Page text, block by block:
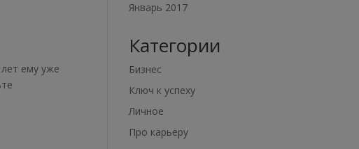
ему уже
Январь 2017
Категории
Бизнес
Ключ к успеху
Личное
Про карьеру